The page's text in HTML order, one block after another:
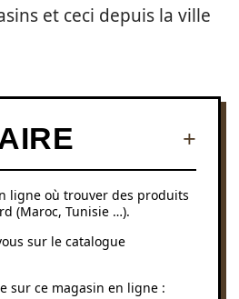
et ceci depuis la ville
ligne où trouver des produits
(Maroc, Tunisie …).
sur le catalogue
sur ce magasin en ligne :